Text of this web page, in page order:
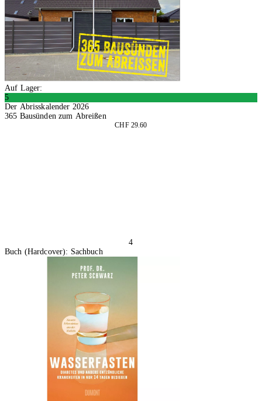
Auf Lager:
5
Der Abrisskalender 2026
365 Bausünden zum Abreißen
CHF 29.60
4
Buch (Hardcover): Sachbuch